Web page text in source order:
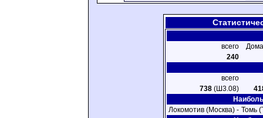
всего
240
всего
738(Ш3.08)
Локомотив (Москва) - Томь